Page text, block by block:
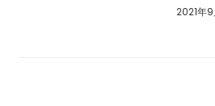
2021年